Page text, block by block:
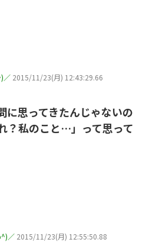
／ 2015/11/23(月) 12:43:29.66
に思ってきたんじゃないの
？私のこと…」って思って
／ 2015/11/23(月) 12:55:50.88